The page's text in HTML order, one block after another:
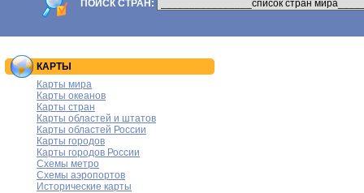
ПОИСК СТРАН:
КАРТЫ
Карты мира
Карты океанов
Карты стран
Карты областей и штатов
Карты областей России
Карты городов
Карты городов России
Схемы метро
Схемы аэропортов
Исторические карты